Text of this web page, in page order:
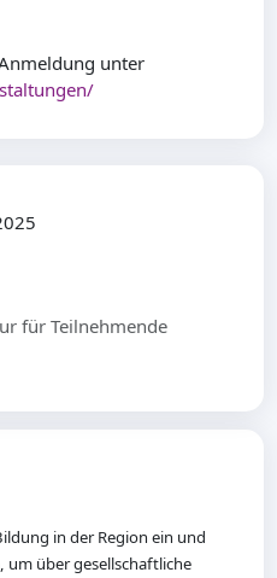
unter
in der Region ein und
um über gesellschaftliche
für Teilnehmende